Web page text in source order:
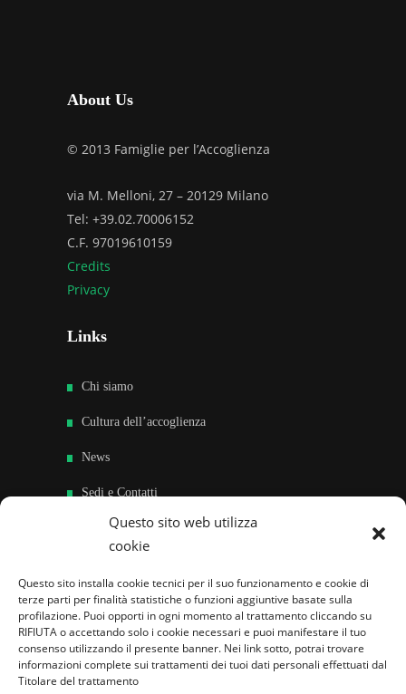
Questo sito web utilizza
cookie
Questo sito installa cookie tecnici per il suo funzionamento e cookie di
terze parti per finalità statistiche o funzioni aggiuntive basate sulla
profilazione. Puoi opporti in ogni momento al trattamento cliccando su
RIFIUTA o accettando solo i cookie necessari e puoi manifestare il tuo
consenso utilizzando il presente banner. Nei link sotto, potrai trovare
informazioni complete sui trattamenti dei tuoi dati personali effettuati dal
Titolare del trattamento
About Us
© 2013 Famiglie per l’Accoglienza
via M. Melloni, 27 – 20129 Milano
Tel: +39.02.70006152
C.F. 97019610159
Credits
Privacy
Links
Chi siamo
Cultura dell’accoglienza
News
Sedi e Contatti
Sostieni
Famiglie per l’accoglienza nel mondo